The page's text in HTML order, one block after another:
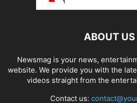
ABOUT US
Newsmag is your news,
website. We provide you with the
videos straight from the
Contact us: